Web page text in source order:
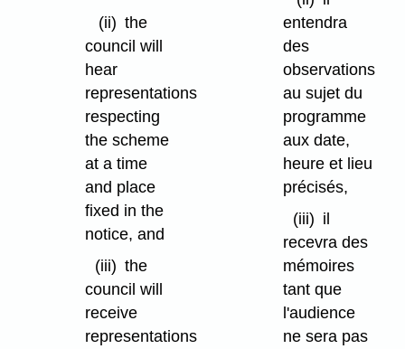
(ii) the
council will
hear
representations
respecting
the scheme
at a time
and place
fixed in the
notice, and
(iii) the
council will
receive
representations
entendra
des
observations
au sujet du
programme
aux date,
heure et lieu
précisés,
(iii) il
recevra des
mémoires
tant que
l'audience
ne sera pas